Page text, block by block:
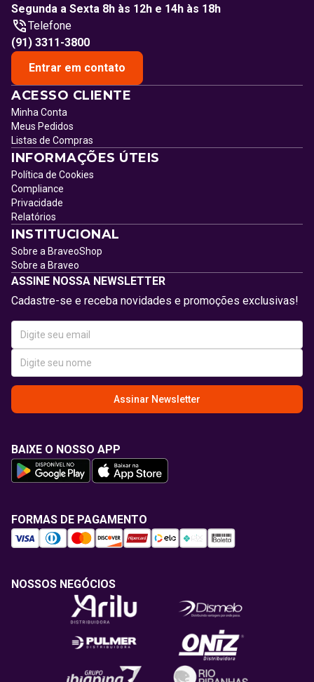
Segunda a Sexta 8h às 12h e 14h às 18h
Telefone
(91) 3311-3800
Entrar em contato
ACESSO CLIENTE
Minha Conta
Meus Pedidos
Listas de Compras
INFORMAÇÕES ÚTEIS
Política de Cookies
Compliance
Privacidade
Relatórios
INSTITUCIONAL
Sobre a BraveoShop
Sobre a Braveo
ASSINE NOSSA NEWSLETTER
Cadastre-se e receba novidades e promoções exclusivas!
Assinar Newsletter
BAIXE O NOSSO APP
FORMAS DE PAGAMENTO
NOSSOS NEGÓCIOS